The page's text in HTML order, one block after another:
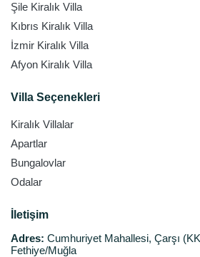
Şile Kiralık Villa
Kıbrıs Kiralık Villa
İzmir Kiralık Villa
Afyon Kiralık Villa
Villa Seçenekleri
Kiralık Villalar
Apartlar
Bungalovlar
Odalar
İletişim
Adres: Cumhuriyet Mahallesi, Çarşı
Fethiye/Muğla